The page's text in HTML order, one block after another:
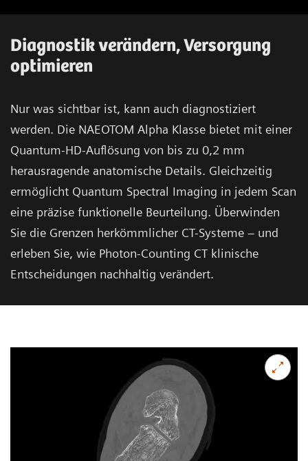
Diagnostik verändern, Versorgung
optimieren
Nur was sichtbar ist, kann auch diagnostiziert
werden. Die NAEOTOM Alpha Klasse bietet mit einer
Quantum-HD-Auflösung von bis zu 0,2 mm
herausragende anatomische Details. Gleichzeitig
ermöglicht Quantum Spectral Imaging in jedem Scan
eine präzise funktionelle Beurteilung. Überwinden
Sie die Grenzen herkömmlicher CT-Systeme – und
erleben Sie, wie Photon-Counting CT klinische
Entscheidungen nachhaltig verändert.